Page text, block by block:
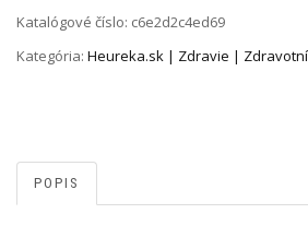
Katalógové číslo: c6e2d2c4ed69
Kategória: Heureka.sk | Zdravie |
POPIS